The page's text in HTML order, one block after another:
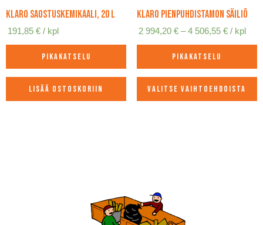
Klaro saostuskemikaali, 20 l
191,85€ / kpl
Pikakatselu
Lisää ostoskoriin
Klaro pienpuhdistamon säiliö
2 994,20 € – 4 506,55 € / kpl
Pikakatselu
Valitse vaihtoehdoista
valinnat
tuotteen
sivulla.